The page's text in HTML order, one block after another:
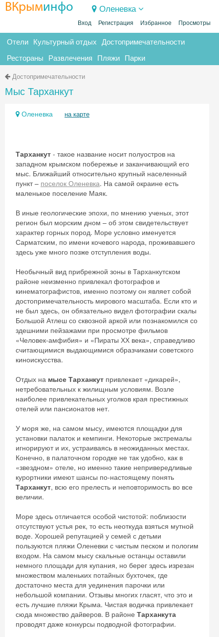
ВКрыминфо Оленевка
Вход Регистрация Избранное Просмотры
Отели Культурный отдых Достопримечательности
Рестораны Развлечения Пляжи Парки
Достопримечательности
Мыс Тарханкут
Оленевка на карте
Тарханкут - такое название носит полуостров на
западном крымском побережье и заканчивающий его
мыс. Ближайший относительно крупный населенный
пункт – поселок Оленевка. На самой окраине есть
маленькое поселение Маяк.
В иные геологические эпохи, по мнению ученых, этот
регион был морским дном – об этом свидетельствует
характер горных пород. Море условно именуется
Сарматским, по имени кочевого народа, проживавшего
здесь уже много позже отступления воды.
Необычный вид прибрежной зоны в Тарханкутском
районе неизменно привлекал фотографов и
кинематографистов, именно поэтому он являет собой
достопримечательность мирового масштаба. Если кто и
не был здесь, он обязательно видел фотографии скалы
Большой Атлеш со сквозной аркой или познакомился со
здешними пейзажами при просмотре фильмов
«Человек-амфибия» и «Пираты ХХ века», справедливо
считающимися выдающимися образчиками советского
киноискусства.
Отдых на мысе Тарханкут привлекает «дикарей»,
нетребовательных к жилищным условиям. Возле
наиболее привлекательных уголков края престижных
отелей или пансионатов нет.
У моря же, на самом мысу, имеются площадки для
установки палаток и кемпинги. Некоторые экстремалы
игнорируют и их, устраиваясь в неожиданных местах.
Конечно, в палаточном городке не так удобно, как в
«звездном» отеле, но именно такие непривередливые
курортники имеют шансы по-настоящему понять
Тарханкут, всю его прелесть и неповторимость во все
величии.
Море здесь отличается особой чистотой: поблизости
отсутствуют устья рек, то есть неоткуда взяться мутной
воде. Хорошей репутацией у семей с детьми
пользуются пляжи Оленевки с чистым песком и пологим
входом. На самом мысу скальные останцы оставили
немного площади для купания, но берег здесь изрезан
множеством маленьких потайных бухточек, где
достаточно места для уединения парочки или
небольшой компании. Отзывы многих гласят, что это и
есть лучшие пляжи Крыма. Чистая водичка привлекает
сюда множество дайверов. В районе Тарханкута
проводят даже конкурсы подводной фотографии.